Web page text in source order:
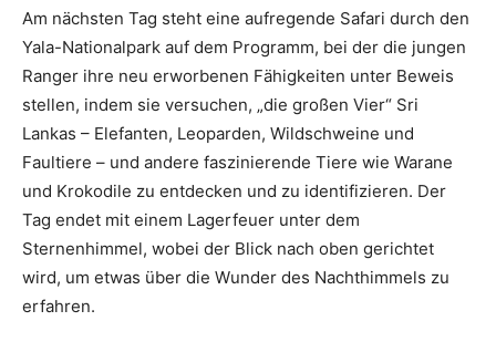
Am nächsten Tag steht eine aufregende Safari durch den
Yala-Nationalpark auf dem Programm, bei der die jungen
Ranger ihre neu erworbenen Fähigkeiten unter Beweis
stellen, indem sie versuchen, „die großen Vier“ Sri
Lankas – Elefanten, Leoparden, Wildschweine und
Faultiere – und andere faszinierende Tiere wie Warane
und Krokodile zu entdecken und zu identifizieren. Der
Tag endet mit einem Lagerfeuer unter dem
Sternenhimmel, wobei der Blick nach oben gerichtet
wird, um etwas über die Wunder des Nachthimmels zu
erfahren.